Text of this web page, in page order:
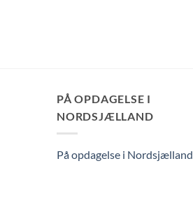
PÅ OPDAGELSE I
NORDSJÆLLAND
På opdagelse i Nordsjælland